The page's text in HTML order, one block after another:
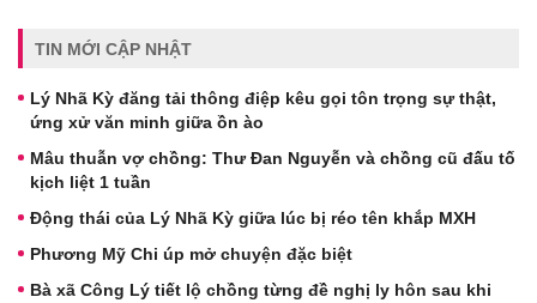
TIN MỚI CẬP NHẬT
Lý Nhã Kỳ đăng tải thông điệp kêu gọi tôn trọng sự thật,
ứng xử văn minh giữa ồn ào
Mâu thuẫn vợ chồng: Thư Đan Nguyễn và chồng cũ đấu tố
kịch liệt 1 tuần
Động thái của Lý Nhã Kỳ giữa lúc bị réo tên khắp MXH
Phương Mỹ Chi úp mở chuyện đặc biệt
Bà xã Công Lý tiết lộ chồng từng đề nghị ly hôn sau khi